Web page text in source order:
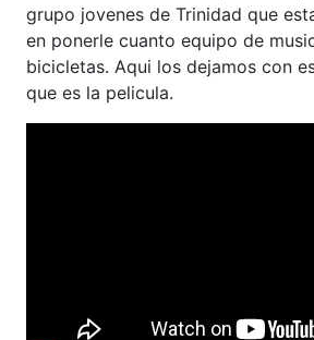
grupo jovenes de Trinidad que
en ponerle cuanto equipo de
bicicletas. Aqui los dejamos con
que es la pelicula.